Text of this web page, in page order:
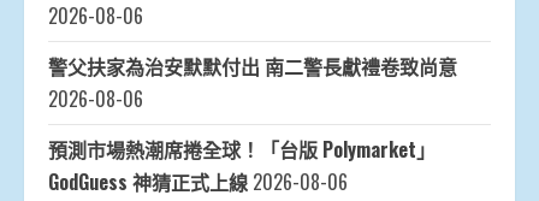
2026-08-06
警父扶家為治安默默付出 南二警長獻禮卷致尚意
2026-08-06
預測市場熱潮席捲全球！「台版 Polymarket」
GodGuess 神猜正式上線 2026-08-06